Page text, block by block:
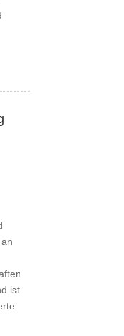
ist